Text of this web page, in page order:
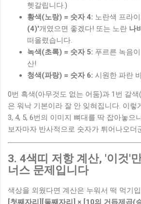
헷갈립니다.)
황색(노랑) = 숫자 4: 노란색 프라
(4)'개였으면 좋겠다! 또는 노란 나
떠올렸습니다.
녹색(초록) = 숫자 5: 푸르른 녹음
산!
청색(파랑) = 숫자 6: 시원한 파란
0번 흑색(아무것도 없는 어둠)과 1번 갈
은 워낙 기본이라 잘 안 잊혀집니다. 이렇
3, 4, 5, 6번의 이미지 뼈대를 딱 잡아놓으
보자마자 반사적으로 숫자가 튀어나오더
3. 4색띠 저항 계산, '이것'
너스 문제입니다
색상을 외웠다면 계산은 누워서 떡 먹기
[첫째자리][둘째자리] × [10의 거듭제곱(